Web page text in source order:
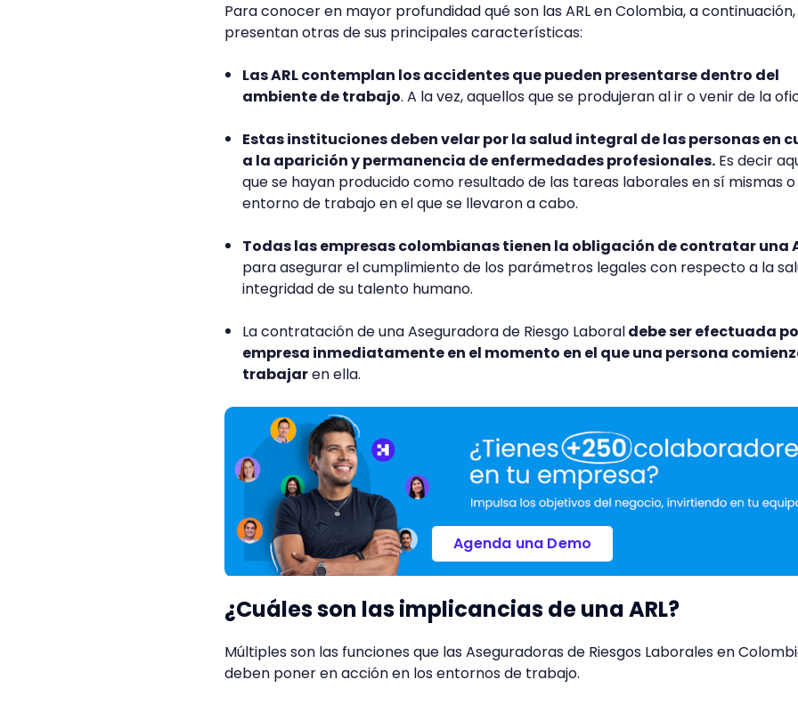
Para conocer en mayor profundidad qué son las ARL en Colombia, a continuación,
presentan otras de sus principales características:
Las ARL contemplan los accidentes que pueden presentarse dentro del
ambiente de trabajo. A la vez, aquellos que se produjeran al ir o venir de la
Estas instituciones deben velar por la salud integral de las personas en
a la aparición y permanencia de enfermedades profesionales. Es decir
que se hayan producido como resultado de las tareas laborales en sí mismas
entorno de trabajo en el que se llevaron a cabo.
Todas las empresas colombianas tienen la obligación de contratar una
para asegurar el cumplimiento de los parámetros legales con respecto a la
integridad de su talento humano.
La contratación de una Aseguradora de Riesgo Laboraldebe ser efectuada
empresa inmediatamente en el momento en el que una persona
trabajaren ella.
Agenda una Demo
¿Cuáles son las implicancias de una ARL?
Múltiples son las funciones que las Aseguradoras de Riesgos Laborales en
deben poner en acción en los entornos de trabajo.